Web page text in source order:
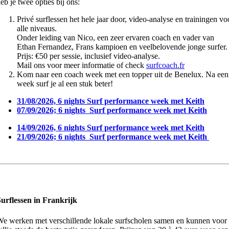
je twee opties bij ons:
Privé surflessen het hele jaar door, video-analyse en trainingen
alle niveaus.
Onder leiding van Nico, een zeer ervaren coach en vader van
Ethan Fernandez, Frans kampioen en veelbelovende jonge surfer.
Prijs: €50 per sessie, inclusief video-analyse.
Mail ons voor meer informatie of check surfcoach.fr
Kom naar een coach week met een topper uit de Benelux. Na een
week surf je al een stuk beter!
31/08/2026, 6 nights Surf performance week met Keith
07/09/2026; 6 nights Surf performance week met Keith
14/09/2026, 6 nights Surf performance week met Keith
21/09/2026; 6 nights Surf performance week met Keith
in Frankrijk
werken met verschillende lokale surfscholen samen en kunnen voor